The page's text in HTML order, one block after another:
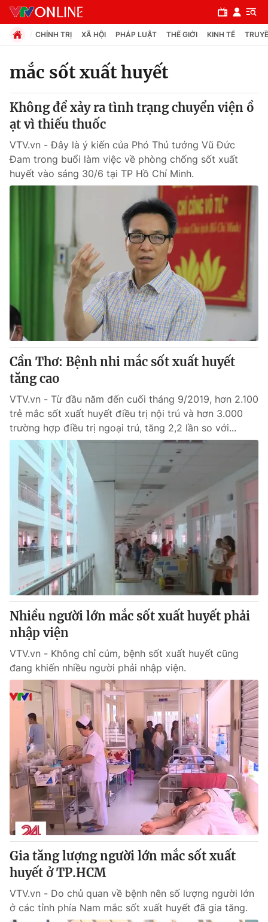
Chuyên mục
Chính trị
Xã hội
Pháp luật
Thế giới đó đây
Câu chuyện quốc tế
Tài chính
Thị trường
Góc doanh nghiệp
Dữ liệu và đời sống
Truyền hình
Phim VTV
Hậu trường
Nhân vật
Khán giả
Giải sao mai
Giải trí
Điện ảnh
Âm nhạc
Sao
Đời sống
Du lịch
Làm đẹp
Chất lượng cuộc sống
Giáo dục
Tuyển sinh
Học trực tuyến
Công nghệ
Hitech Công nghệ tương lai
Sản phẩm
Thị trường
Tư vấn
Giao lưu trực tuyến
Lịch phát sóng
Chuyên mục khác
Emagazine
Photo Infographic
Video Shorts video
VTV Money VTV Thể thao
VTV Sức khoẻ Bất động sản
Thị trường 24h Tấm lòng Việt
VTV4 Vươn mình bằng AI
VTV9
Liên hệ tòa soạn English
CHÍNH TRỊ XÃ HỘI PHÁP LUẬT THẾ GIỚI KINH TẾ
mắc sốt xuất huyết
Không để xảy ra tình trạng chuyển viện ồ
ạt vì thiếu thuốc
VTV.vn - Đây là ý kiến của Phó Thủ tướng Vũ Đức
Đam trong buổi làm việc về phòng chống sốt xuất
huyết vào sáng 30/6 tại TP Hồ Chí Minh.
Cần Thơ: Bệnh nhi mắc sốt xuất huyết
tăng cao
VTV.vn - Từ đầu năm đến cuối tháng 9/2019, hơn 2.100
trẻ mắc sốt xuất huyết điều trị nội trú và hơn 3.000
trường hợp điều trị ngoại trú, tăng 2,2 lần so với...
Nhiều người lớn mắc sốt xuất huyết phải
nhập viện
VTV.vn - Không chỉ cúm, bệnh sốt xuất huyết cũng
đang khiến nhiều người phải nhập viện.
Gia tăng lượng người lớn mắc sốt xuất
huyết ở TP.HCM
VTV.vn - Do chủ quan về bệnh nên số lượng người lớn
ở các tỉnh phía Nam mắc sốt xuất huyết đã gia tăng.